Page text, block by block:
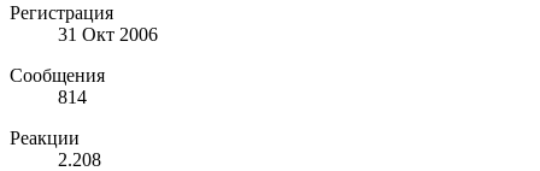
Регистрация
31 Окт 2006
Сообщения
814
Реакции
2.208